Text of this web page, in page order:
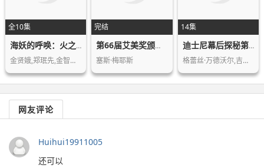
全10集
海妖的呼唤：火之岛生存战第一季
金贤娥,郑珉先,金智惠,林贤志,金慧离,…
完结
第66届艾美奖颁奖典礼
塞斯·梅耶斯
14集
迪士尼幕后探秘第一季
格蕾丝·万德沃尔,吉娜·罗德里格兹,凯…
网友评论
Huihui19911005
还可以